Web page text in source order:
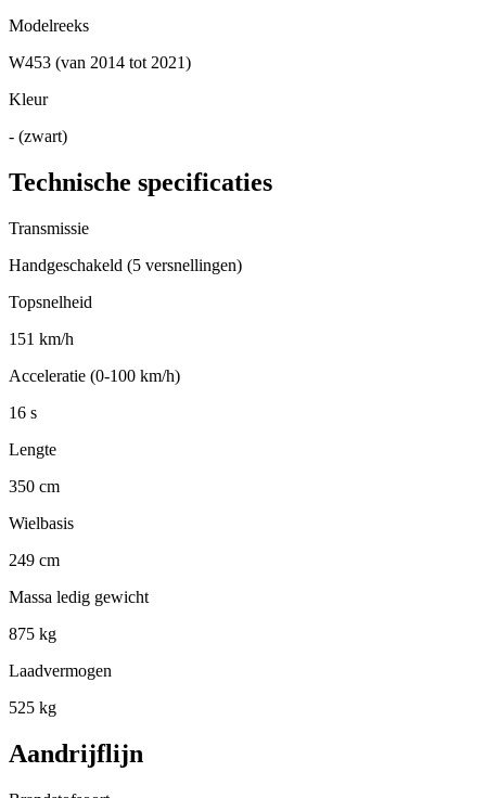
Modelreeks
W453 (van 2014 tot 2021)
Kleur
- (zwart)
Technische specificaties
Transmissie
Handgeschakeld (5 versnellingen)
Topsnelheid
151 km/h
Acceleratie (0-100 km/h)
16 s
Lengte
350 cm
Wielbasis
249 cm
Massa ledig gewicht
875 kg
Laadvermogen
525 kg
Aandrijflijn